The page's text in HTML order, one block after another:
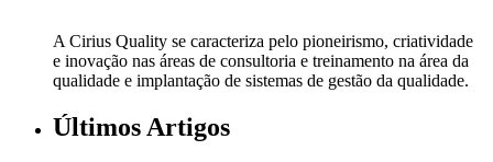
A Cirius Quality se caracteriza pelo pioneirismo, criatividade
e inovação nas áreas de consultoria e treinamento na área da
qualidade e implantação de sistemas de gestão da qualidade.
Últimos Artigos